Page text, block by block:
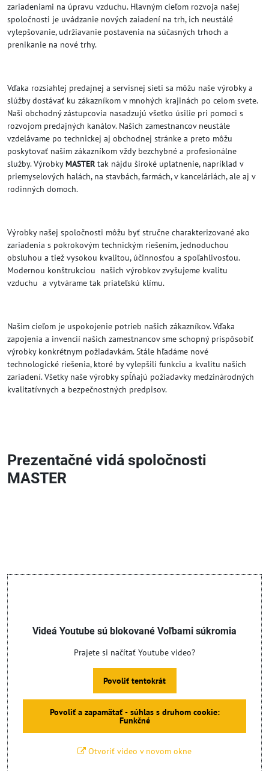
zariadeniami na úpravu vzduchu. Hlavným cieľom rozvoja našej
spoločnosti je uvádzanie nových zaiadení na trh, ich neustálé
vylepšovanie, udržiavanie postavenia na súčasných trhoch a
prenikanie na nové trhy.
Vďaka rozsiahlej predajnej a servisnej sieti sa môžu naše výrobky a
slúžby dostávať ku zákazníkom v mnohých krajinách po celom svete.
Naši obchodný zástupcovia nasadzujú všetko úsilie pri pomoci s
rozvojom predajných kanálov. Našich zamestnancov neustále
vzdelávame po technickej aj obchodnej stránke a preto môžu
poskytovať našim zákazníkom vždy bezchybné a profesionálne
služby. VýrobkyMASTER tak nájdu široké uplatnenie, napríklad v
priemyselových halách, na stavbách, farmách, v kanceláriách, ale aj v
rodinných domoch.
Výrobky našej spoločnosti môžu byť stručne charakterizované ako
zariadenia s pokrokovým technickým riešením, jednoduchou
obsluhou a tiež vysokou kvalitou, účinnosťou a spoľahlivosťou.
Modernou konštrukciou našich výrobkov zvyšujeme kvalitu
vzduchu a vytvárame tak priateľskú klímu.
Našim cieľom je uspokojenie potrieb našich zákazníkov. Vďaka
zapojenia a invencií našich zamestnancov sme schopný prispôsobiť
výrobky konkrétnym požiadavkám. Stále hľadáme nové
technologické riešenia, ktoré by vylepšili funkciu a kvalitu našich
zariadení. Všetky naše výrobky spĺňajú požiadavky medzinárodných
kvalitatívnych a bezpečnostných predpisov.
Prezentačné vidá spoločnosti
MASTER
Videá Youtube sú blokované Voľbami súkromia
Prajete si načítať Youtube video?
Povoliť tentokrát
Povoliť a zapamätať - súhlas s druhom cookie:
Funkčné
Otvoriť video v novom okne